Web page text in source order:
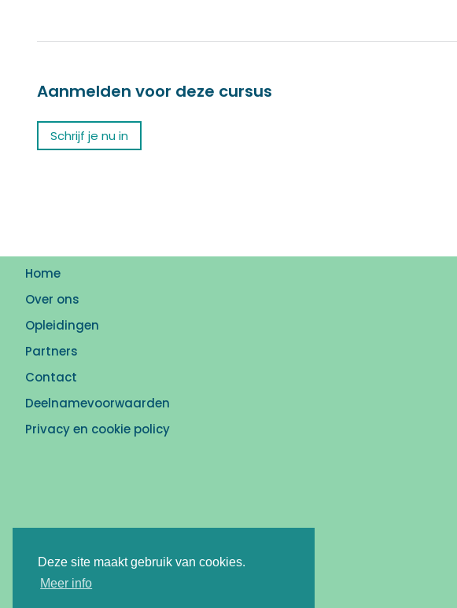
Deze site maakt gebruik van cookies.
Meer info
Aanmelden voor deze cursus
Schrijf je nu in
Home
Over ons
Opleidingen
Partners
Contact
Deelnamevoorwaarden
Privacy en cookie policy